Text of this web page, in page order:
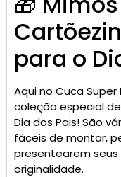
para o
Aqui no Cuca
coleção especial de
Dia dos Pais! São
fáceis de montar,
presentearem
originalidade.